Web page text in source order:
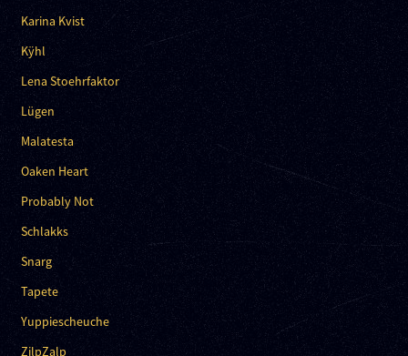
Karina Kvist
Kÿhl
Lena Stoehrfaktor
Lügen
Malatesta
Oaken Heart
Probably Not
Schlakks
Snarg
Tapete
Yuppiescheuche
ZilpZalp